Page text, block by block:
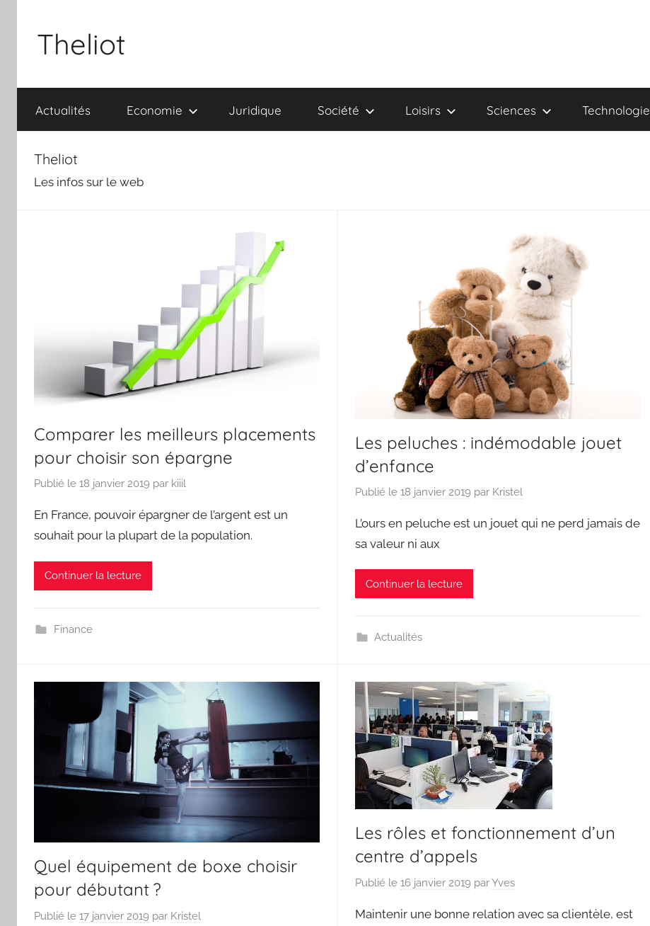
contenu
Theliot
Actualités Economie Juridique Société Loisirs Sciences Technologie
Theliot
Les infos sur le web
Comparer les meilleurs placements
pour choisir son épargne
Publié le 18 janvier 2019 par kiiil
En France, pouvoir épargner de l’argent est un
souhait pour la plupart de la population.
Continuer la lecture
Finance
Les peluches : indémodable jouet
d’enfance
Publié le 18 janvier 2019 par Kristel
L’ours en peluche est un jouet qui ne perd jamais de
sa valeur ni aux
Continuer la lecture
Actualités
Quel équipement de boxe choisir
pour débutant ?
Publié le 17 janvier 2019 par Kristel
Les rôles et fonctionnement d’un
centre d’appels
Publié le 16 janvier 2019 parYves
Maintenir une bonne relation avec sa clientèle, est